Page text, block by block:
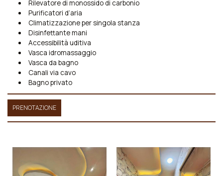
Rilevatore di monossido di carbonio
Purificatori d’aria
Climatizzazione per singola stanza
Disinfettante mani
Accessibilità uditiva
Vasca idromassaggio
Vasca da bagno
Canali via cavo
Bagno privato
PRENOTAZIONE